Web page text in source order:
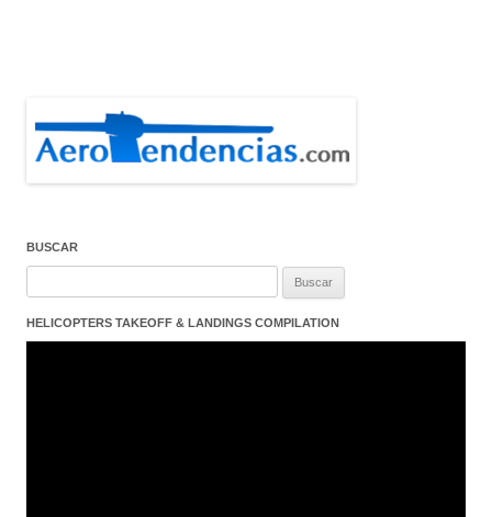
BUSCAR
HELICOPTERS TAKEOFF & LANDINGS COMPILATION